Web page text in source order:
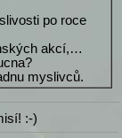
po roce
akcí,…
myslivců.
:-)